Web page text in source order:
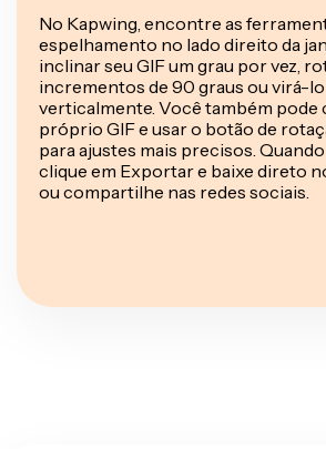
No Kapwing, encontre as
espelhamento no lado direito da
inclinar seu GIF um grau por vez,
incrementos de 90 graus ou virá-
verticalmente. Você também pode
próprio GIF e usar o botão de
para ajustes mais precisos.
clique em Exportar e baixe direto
ou compartilhe nas redes sociais.